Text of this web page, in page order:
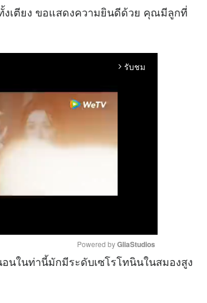
เตียง ขอแสดงความยินดีด้วย คุณมีลูกที่
arrow_forward_ios รับชม
Powered by GliaStudios
นในท่านี้มักมีระดับเซโรโทนินในสมองสูง